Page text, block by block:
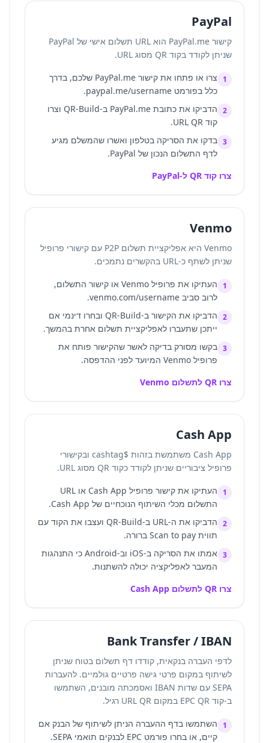
PayPal
קישור PayPal.me הוא URL תשלום אישי של PayPal
שניתן לקודד בקוד QR מסוג URL.
1
צרו או פתחו את קישור PayPal.me שלכם, בדרך
כלל בפורמט paypal.me/username.
2
הדביקו את כתובת PayPal.me ב-QR-Build וצרו
קוד URL QR.
3 בדקו את הסריקה בטלפון ואשרו שהמשלם מגיע
לדף התשלום הנכון של PayPal.
צרו קוד QR ל-PayPal
Venmo
Venmo היא אפליקציית תשלום P2P עם קישורי פרופיל
שניתן לשתף כ-URL בהקשרים נתמכים.
1
העתיקו את פרופיל Venmo או קישור התשלום,
לרוב סביב venmo.com/username.
2
הדביקו את הקישור ב-QR-Build ובחרו דינמי אם
ייתכן שתעברו לאפליקציית תשלום אחרת בהמשך.
3 בקשו מסורק בדיקה לאשר שהקישור פותח את
פרופיל Venmo המיועד לפני ההדפסה.
צרו QR לתשלום Venmo
Cash App
Cash App משתמשת בזהות $cashtag ובקישורי
פרופיל ציבוריים שניתן לקודד כקוד QR מסוג URL.
1
העתיקו את קישור פרופיל Cash App או URL
התשלום מכלי השיתוף הנוכחיים של Cash App.
2
הדביקו את ה-URL ב-QR-Build ועצבו את הקוד עם
תווית Scan to pay ברורה.
3
אמתו את הסריקה ב-iOS וב-Android כי התנהגות
המעבר לאפליקציה יכולה להשתנות.
צרו QR לתשלום Cash App
Bank Transfer / IBAN
לדפי העברה בנקאית, קודדו דף תשלום בטוח שניתן
לשיתוף במקום פרטי גישה פרטיים גולמיים. להעברות
SEPA עם שדות IBAN ואסמכתה מובנים, השתמשו
ב-קוד EPC QR במקום URL QR רגיל.
1
השתמשו בדף ההעברה הניתן לשיתוף של הבנק אם
קיים, או בחרו פורמט EPC לבנקים תואמי SEPA.